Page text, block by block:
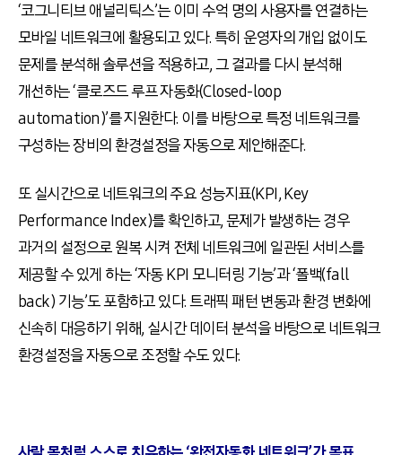
‘코그니티브 애널리틱스’는 이미 수억 명의 사용자를 연결하는
모바일 네트워크에 활용되고 있다. 특히 운영자의 개입 없이도
문제를 분석해 솔루션을 적용하고, 그 결과를 다시 분석해
개선하는 ‘클로즈드 루프 자동화(Closed-loop
automation)’를 지원한다. 이를 바탕으로 특정 네트워크를
구성하는 장비의 환경설정을 자동으로 제안해준다.
또 실시간으로 네트워크의 주요 성능지표(KPI, Key
Performance Index)를 확인하고, 문제가 발생하는 경우
과거의 설정으로 원복 시켜 전체 네트워크에 일관된 서비스를
제공할 수 있게 하는 ‘자동 KPI 모니터링 기능’과 ‘폴백(fall
back) 기능’도 포함하고 있다. 트래픽 패턴 변동과 환경 변화에
신속히 대응하기 위해, 실시간 데이터 분석을 바탕으로 네트워크
환경설정을 자동으로 조정할 수도 있다.